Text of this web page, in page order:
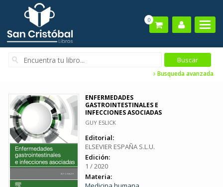
0
Busqueda avanzada
ENFERMEDADES
GASTROINTESTINALES E
INFECCIONES ASOCIADAS
GUY ESLICK
Editorial:
ELSEVIER ESPAÑA S.L.U.
Edición:
1 / 2020
Materia: